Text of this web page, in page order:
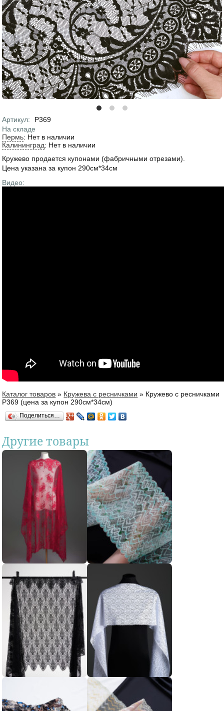
Артикул:
Р369
На складе
Пермь: Нет в наличии
Калининград: Нет в наличии
Кружево продается купонами (фабричными отрезами).
Цена указана за купон 290см*34см
Видео:
Вы здесь
Каталог товаров » Кружева с ресничками » Кружево с ресничками
Р369 (цена за купон 290см*34см)
Поделиться…
Другие товары